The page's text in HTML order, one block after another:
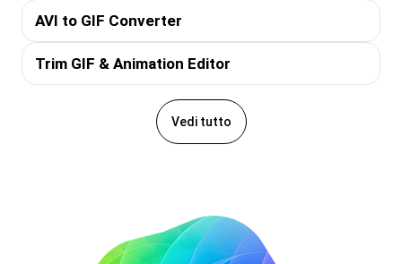
AVI to GIF Converter
Trim GIF & Animation Editor
Vedi tutto